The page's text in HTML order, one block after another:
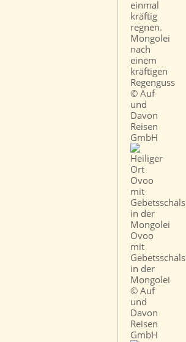
Mongolei
nach
einem
kräftigen
Regenguss
© Auf
und
Davon
Reisen
GmbH
Ovoo
mit
Gebetsschals
in der
Mongolei
© Auf
und
Davon
Reisen
GmbH